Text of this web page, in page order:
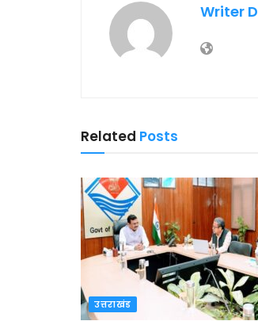
Writer D
Related Posts
उत्तराखंड